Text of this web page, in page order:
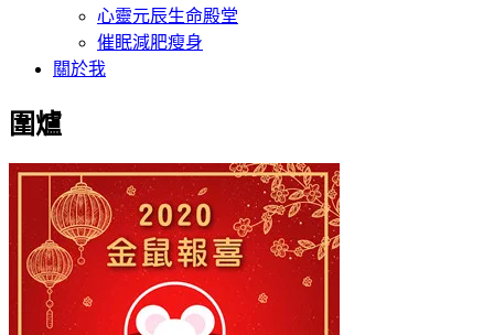
心靈元辰生命殿堂
催眠減肥瘦身
關於我
圍爐